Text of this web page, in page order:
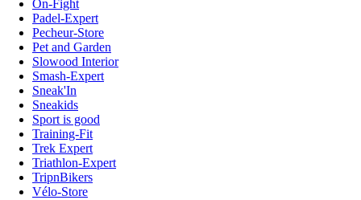
On-Fight
Padel-Expert
Pecheur-Store
Pet and Garden
Slowood Interior
Smash-Expert
Sneak'In
Sneakids
Sport is good
Training-Fit
Trek Expert
Triathlon-Expert
TripnBikers
Vélo-Store